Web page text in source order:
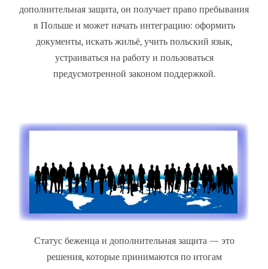
дополнительная защита, он получает право пребывания
в Польше и может начать интеграцию: оформить
документы, искать жильё, учить польский язык,
устраиваться на работу и пользоваться
предусмотренной законом поддержкой.
Статус беженца и дополнительная защита — это
решения, которые принимаются по итогам